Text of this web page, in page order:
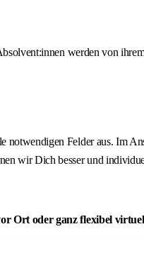
werden von
Felder aus. Im
wir Dich besser und
Ort oder ganz flexibel